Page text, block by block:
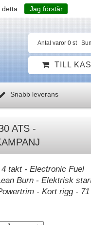
Jag förstår
Antal varor 0 st
TILL
Snabb leverans
ATS -
takt - Electronic Fuel
Burn - Elektrisk
- Kort rigg -